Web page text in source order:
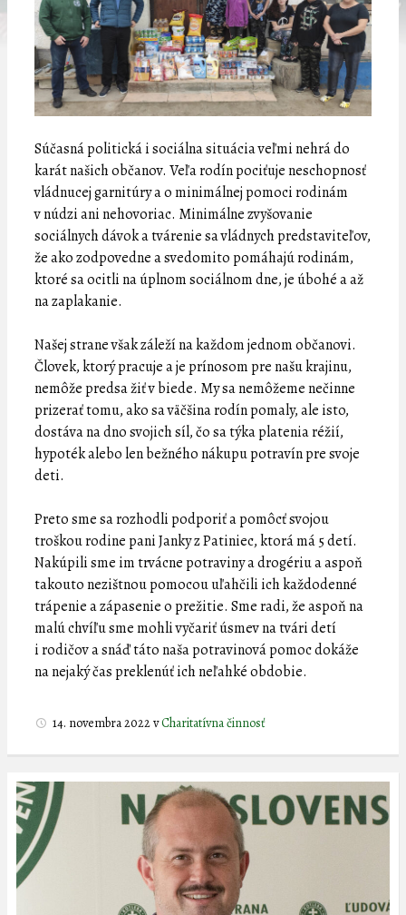
Súčasná politická i sociálna situácia veľmi nehrá do
karát našich občanov. Veľa rodín pociťuje neschopnosť
vládnucej garnitúry a o minimálnej pomoci rodinám
v núdzi ani nehovoriac. Minimálne zvyšovanie
sociálnych dávok a tvárenie sa vládnych predstaviteľov,
že ako zodpovedne a svedomito pomáhajú rodinám,
ktoré sa ocitli na úplnom sociálnom dne, je úbohé a až
na zaplakanie.
Našej strane však záleží na každom jednom občanovi.
Človek, ktorý pracuje a je prínosom pre našu krajinu,
nemôže predsa žiť v biede. My sa nemôžeme nečinne
prizerať tomu, ako sa väčšina rodín pomaly, ale isto,
dostáva na dno svojich síl, čo sa týka platenia réžií,
hypoték alebo len bežného nákupu potravín pre svoje
deti.
Preto sme sa rozhodli podporiť a pomôcť svojou
troškou rodine pani Janky z Patiniec, ktorá má 5 detí.
Nakúpili sme im trvácne potraviny a drogériu a aspoň
takouto nezištnou pomocou uľahčili ich každodenné
trápenie a zápasenie o prežitie. Sme radi, že aspoň na
malú chvíľu sme mohli vyčariť úsmev na tvári detí
i rodičov a snáď táto naša potravinová pomoc dokáže
na nejaký čas preklenúť ich neľahké obdobie.
14. novembra 2022vCharitatívna činnosť